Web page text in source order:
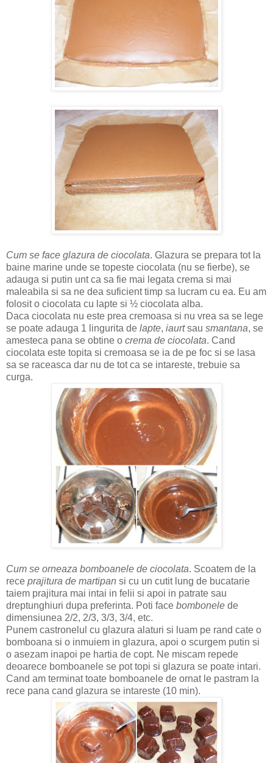
Cum se face glazura de ciocolata. Glazura se prepara tot la
baine marine unde se topeste ciocolata (nu se fierbe), se
adauga si putin unt ca sa fie mai legata crema si mai
maleabila si sa ne dea suficient timp sa lucram cu ea. Eu am
folosit o ciocolata cu lapte si ½ ciocolata alba.
Daca ciocolata nu este prea cremoasa si nu vrea sa se lege
se poate adauga 1 lingurita de lapte, iaurtsau smantana, se
amesteca pana se obtine o crema de ciocolata. Cand
ciocolata este topita si cremoasa se ia de pe foc si se lasa
sa se raceasca dar nu de tot ca se intareste, trebuie sa
curga.
Cum se orneaza bomboanele de ciocolata. Scoatem de la
rece prajitura de martipan si cu un cutit lung de bucatarie
taiem prajitura mai intai in felii si apoi in patrate sau
dreptunghiuri dupa preferinta. Poti face bombonele de
dimensiunea 2/2, 2/3, 3/3, 3/4, etc.
Punem castronelul cu glazura alaturi si luam pe rand cate o
bomboana si o inmuiem in glazura, apoi o scurgem putin si
o asezam inapoi pe hartia de copt. Ne miscam repede
deoarece bomboanele se pot topi si glazura se poate intari.
Cand am terminat toate bomboanele de ornat le pastram la
rece pana cand glazura se intareste (10 min).